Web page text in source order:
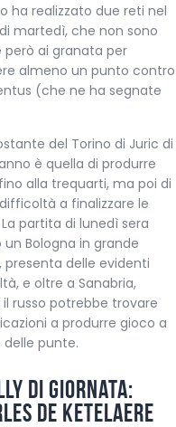
ha realizzato due reti nel
martedì, che non sono
però ai granata per
almeno un punto contro
(che ne ha segnate
del Torino di Juric di
è quella di produrre
alla trequarti, ma poi di
a finalizzare le
partita di lunedì sera
Bologna in grande
presenta delle evidenti
e oltre a Sanabria,
russo potrebbe trovare
a produrre gioco a
delle punte.
di giornata:
De Ketelaere